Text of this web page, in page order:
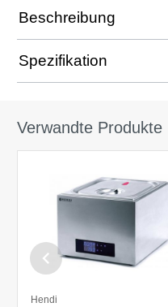
Beschreibung
Spezifikation
Verwandte Produkte
Hendi